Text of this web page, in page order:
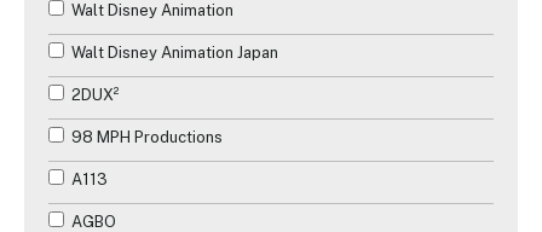
Walt Disney Animation
Walt Disney Animation Japan
2DUX²
98 MPH Productions
A113
AGBO